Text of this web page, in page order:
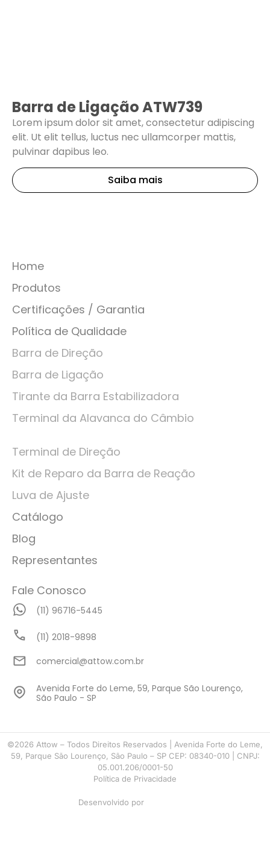
Barra de Ligação ATW739
Lorem ipsum dolor sit amet, consectetur adipiscing
elit. Ut elit tellus, luctus nec ullamcorper mattis,
pulvinar dapibus leo.
Saiba mais
Home
Produtos
Certificações / Garantia
Política de Qualidade
Barra de Direção
Barra de Ligação
Tirante da Barra Estabilizadora
Terminal da Alavanca do Câmbio
Terminal de Direção
Kit de Reparo da Barra de Reação
Luva de Ajuste
Catálogo
Blog
Representantes
Fale Conosco
(11) 96716-5445
(11) 2018-9898
comercial@attow.com.br
Avenida Forte do Leme, 59, Parque São Lourenço,
São Paulo - SP
©2026 Attow – Todos Direitos Reservados | Avenida Forte do Leme,
59, Parque São Lourenço, São Paulo – SP CEP: 08340-010 | CNPJ:
05.001.206/0001-50
Política de Privacidade
Desenvolvido por